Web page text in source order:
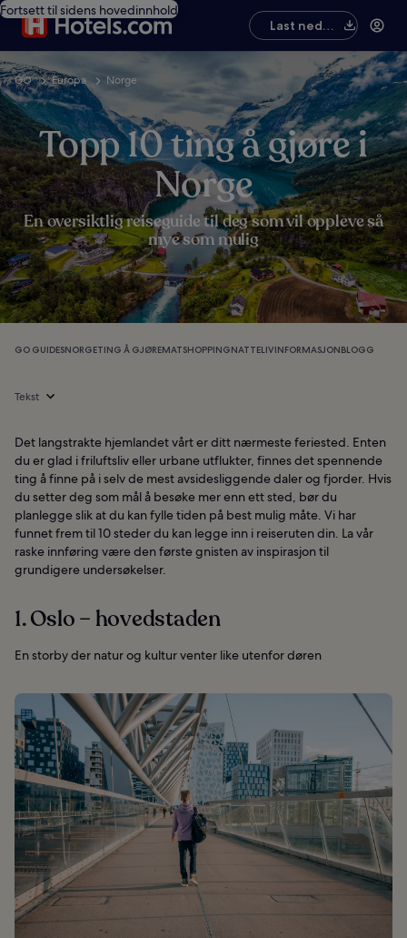
Fortsett til sidens hovedinnhold
Last ned
appen
GO Europa Norge
Topp 10 ting å gjøre i
Norge
En oversiktlig reiseguide til deg som vil oppleve så
mye som mulig
GO GUIDESNORGETING Å GJØREMATSHOPPINGNATTELIVINFORMASJONBLOGG
Tekst
Det langstrakte hjemlandet vårt er ditt nærmeste feriested. Enten
du er glad i friluftsliv eller urbane utflukter, finnes det spennende
ting å finne på i selv de mest avsidesliggende daler og fjorder. Hvis
du setter deg som mål å besøke mer enn ett sted, bør du
planlegge slik at du kan fylle tiden på best mulig måte. Vi har
funnet frem til 10 steder du kan legge inn i reiseruten din. La vår
raske innføring være den første gnisten av inspirasjon til
grundigere undersøkelser.
1. Oslo – hovedstaden
En storby der natur og kultur venter like utenfor døren